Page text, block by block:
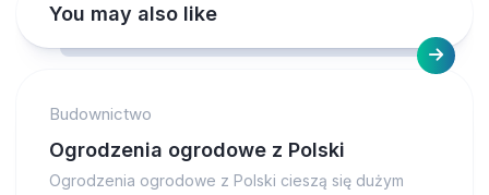
You may also like
Budownictwo
Ogrodzenia ogrodowe z Polski
Ogrodzenia ogrodowe z Polski cieszą się dużym